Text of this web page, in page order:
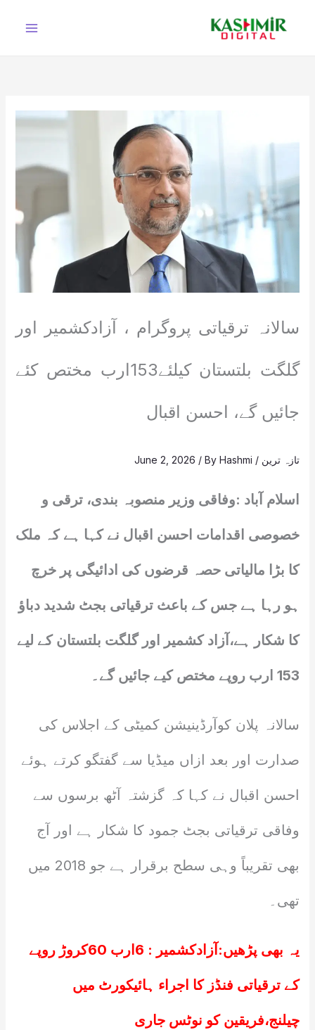
سالانہ ترقیاتی پروگرام ، آزادکشمیر اور
گلگت بلتستان کیلئے153ارب مختص کئے
جائیں گے، احسن اقبال
تازہ ترین /
June 2, 2026 / ByHashmi
اسلام آباد :وفاقی وزیر منصوبہ بندی، ترقی و
خصوصی اقدامات احسن اقبال نے کہا ہے کہ ملک
کا بڑا مالیاتی حصہ قرضوں کی ادائیگی پر خرچ
ہو رہا ہے جس کے باعث ترقیاتی بجٹ شدید دباؤ
کا شکار ہے،آزاد کشمیر اور گلگت بلتستان کے لیے
153 ارب روپے مختص کیے جائیں گے۔
سالانہ پلان کوآرڈینیشن کمیٹی کے اجلاس کی
صدارت اور بعد ازاں میڈیا سے گفتگو کرتے ہوئے
احسن اقبال نے کہا کہ گزشتہ آٹھ برسوں سے
وفاقی ترقیاتی بجٹ جمود کا شکار ہے اور آج
بھی تقریباً وہی سطح برقرار ہے جو 2018 میں
تھی۔
یہ بھی پڑھیں: آزادکشمیر : 6ارب 60کروڑ روپے
کے ترقیاتی فنڈز کا اجراء ہائیکورٹ میں
چیلنج،فریقین کو نوٹس جاری